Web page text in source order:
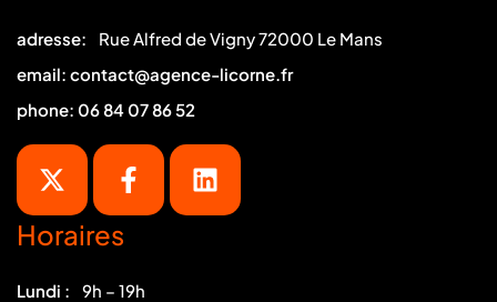
adresse:
Rue Alfred de Vigny 72000 Le Mans
email: contact@agence-licorne.fr
phone: 06 84 07 86 52
Horaires
Lundi :
9h – 19h